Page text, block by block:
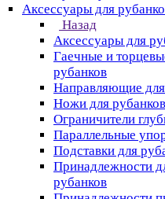
Аксессуары для
Назад
Аксессуары для
Гаечные и
рубанков
Направляющие
Ножи для рубанков
Ограничители
Параллельные
Подставки для
Принадлежности
рубанков